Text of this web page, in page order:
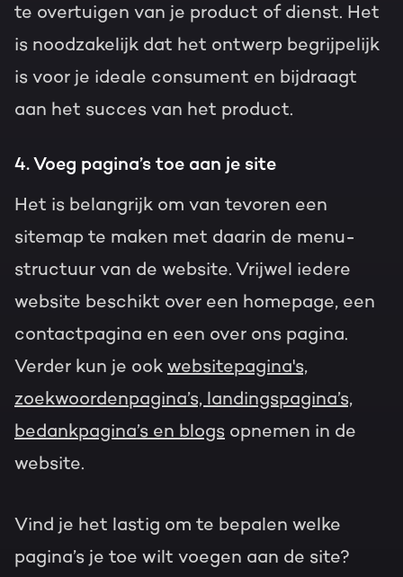
te overtuigen van je product of dienst. Het
is noodzakelijk dat het ontwerp begrijpelijk
is voor je ideale consument en bijdraagt
aan het succes van het product.
4. Voeg pagina’s toe aan je site
Het is belangrijk om van tevoren een
sitemap te maken met daarin de menu-
structuur van de website. Vrijwel iedere
website beschikt over een homepage, een
contactpagina en een over ons pagina.
Verder kun je ook websitepagina's,
zoekwoordenpagina’s, landingspagina’s,
bedankpagina’s en blogs opnemen in de
website.
Vind je het lastig om te bepalen welke
pagina’s je toe wilt voegen aan de site?